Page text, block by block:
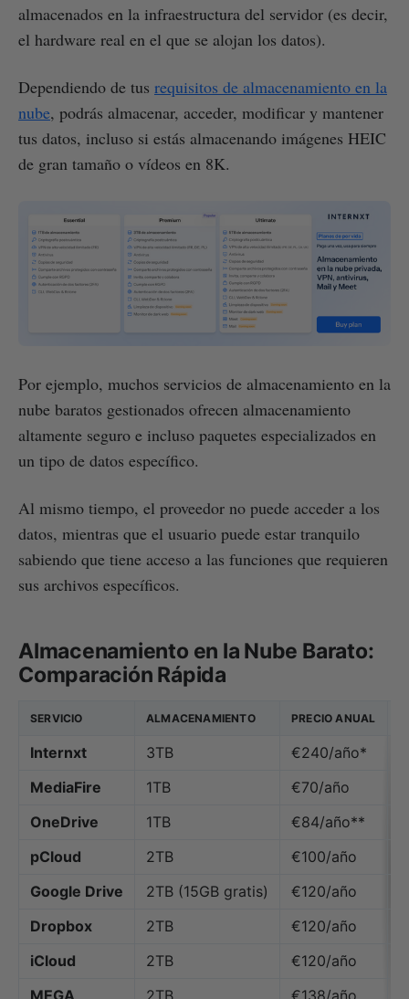
almacenados en la infraestructura del servidor (es decir,
el hardware real en el que se alojan los datos).
Dependiendo de tus requisitos de almacenamiento en la
nube, podrás almacenar, acceder, modificar y mantener
tus datos, incluso si estás almacenando imágenes HEIC
de gran tamaño o vídeos en 8K.
Por ejemplo, muchos servicios de almacenamiento en la
nube baratos gestionados ofrecen almacenamiento
altamente seguro e incluso paquetes especializados en
un tipo de datos específico.
Al mismo tiempo, el proveedor no puede acceder a los
datos, mientras que el usuario puede estar tranquilo
sabiendo que tiene acceso a las funciones que requieren
sus archivos específicos.
Almacenamiento en la Nube Barato:
Comparación Rápida
SERVICIO ALMACENAMIENTO PRECIO ANUAL
Internxt 3TB €240/año*
MediaFire
1TB €70/año
OneDrive
1TB €84/año**
pCloud
2TB €100/año
Google Drive
2TB (15GB gratis) €120/año
Dropbox
2TB €120/año
iCloud
2TB €120/año
MEGA
2TB €138/año